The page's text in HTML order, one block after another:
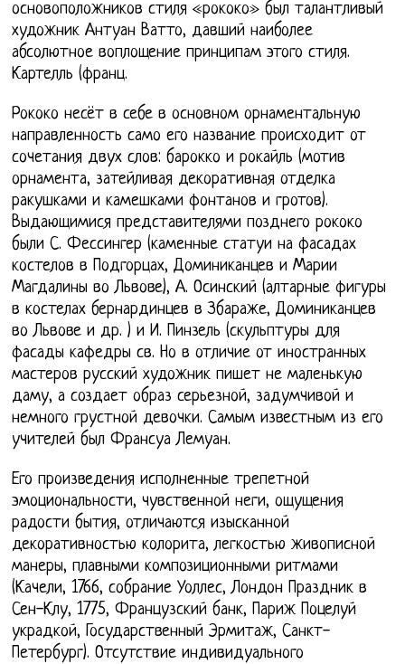
основоположников стиля «рококо» был талантливый
художник Антуан Ватто, давший наиболее
абсолютное воплощение принципам этого стиля.
Картелль (франц.
Рококо несёт в себе в основном орнаментальную
направленность само его название происходит от
сочетания двух слов: барокко и рокайль (мотив
орнамента, затейливая декоративная отделка
ракушками и камешками фонтанов и гротов).
Выдающимися представителями позднего рококо
были С. Фессингер (каменные статуи на фасадах
костелов в Подгорцах, Доминиканцев и Марии
Магдалины во Львове), А. Осинский (алтарные фигуры
в костелах бернардинцев в Збараже, Доминиканцев
во Львове и др. ) и И. Пинзель (скульптуры для
фасады кафедры св. Но в отличие от иностранных
мастеров русский художник пишет не маленькую
даму, а создает образ серьезной, задумчивой и
немного грустной девочки. Самым известным из его
учителей был Франсуа Лемуан.
Его произведения исполненные трепетной
эмоциональности, чувственной неги, ощущения
радости бытия, отличаются изысканной
декоративностью колорита, легкостью живописной
манеры, плавными композиционными ритмами
(Качели, 1766, собрание Уоллес, Лондон Праздник в
Сен-Клу, 1775, Французский банк, Париж Поцелуй
украдкой, Государственный Эрмитаж, Санкт-
Петербург). Отсутствие индивидуального